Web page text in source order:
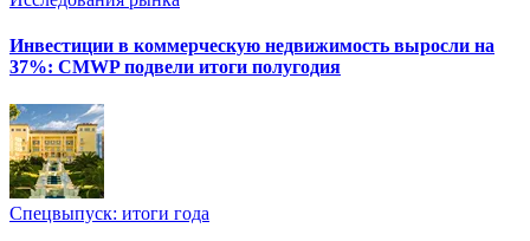
Инвестиции в коммерческую недвижимость выросли на
37%: CMWP подвели итоги полугодия
Спецвыпуск: итоги года